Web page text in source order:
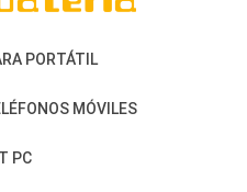
PORTÁTIL
MÓVILES
PC